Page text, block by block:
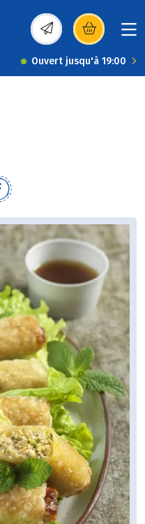
(s’ouvre dans une
Ouvert jusqu'à 19:00